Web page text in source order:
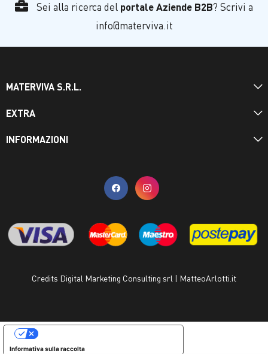
Sei alla ricerca del portale Aziende B2B? Scrivi a
info@materviva.it
MATERVIVA S.R.L.
EXTRA
INFORMAZIONI
Credits Digital Marketing Consulting srl | MatteoArlotti.it
Informativa sulla raccolta